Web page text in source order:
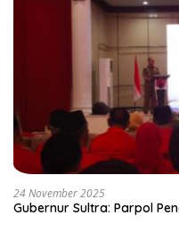
24 November 2025
Gubernur Sultra: Parpol